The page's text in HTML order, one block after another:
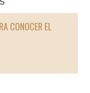
CONOCER EL